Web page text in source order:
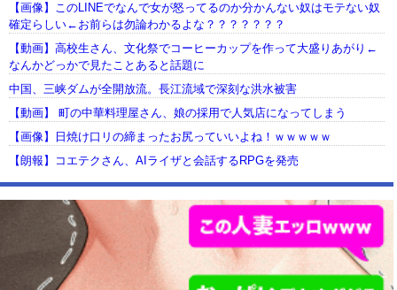
【画像】このLINEでなんで女が怒ってるのか分かんない奴はモテない奴
確定らしい←お前らは勿論わかるよな？？？？？？？
【動画】高校生さん、文化祭でコーヒーカップを作って大盛りあがり←
なんかどっかで見たことあると話題に
中国、三峡ダムが全開放流。長江流域で深刻な洪水被害
【動画】 町の中華料理屋さん、娘の採用で人気店になってしまう
【画像】日焼け口リの締まったお尻っていいよね！ｗｗｗｗｗ
【朗報】コエテクさん、AIライザと会話するRPGを発売
【動画】USJの禁止エリアに子どもたちが続々乱入 → スタッフが注意し
ても止まらない事態に
Powered by livedoor 相互RSS